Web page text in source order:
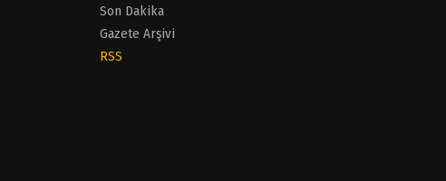
Son Dakika
Gazete Arşivi
RSS